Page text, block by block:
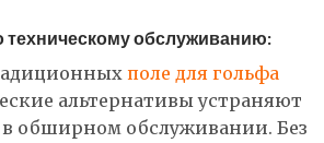
техническому обслуживанию:
поле для гольфа
альтернативы устраняют
обширном обслуживании. Без